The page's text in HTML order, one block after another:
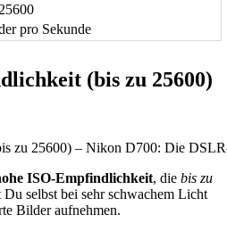
pro Sekunde
(bis zu 25600)
zu 25600) – Nikon D700: Die
ISO-Empfindlichkeit, die bis zu
selbst bei sehr schwachem Licht
Bilder aufnehmen.